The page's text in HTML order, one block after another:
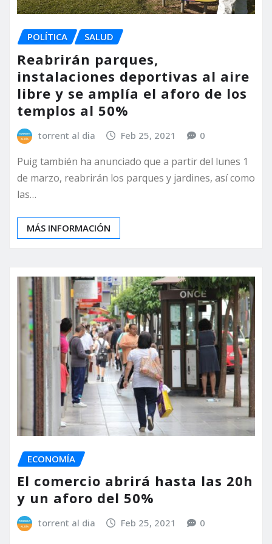
POLÍTICA SALUD
Reabrirán parques,
instalaciones deportivas al aire
libre y se amplía el aforo de los
templos al 50%
torrent al dia Feb 25, 2021 0
Puig también ha anunciado que a partir del lunes 1
de marzo, reabrirán los parques y jardines, así como
las…
MÁS INFORMACIÓN
ECONOMÍA
El comercio abrirá hasta las 20h
y un aforo del 50%
torrent al dia Feb 25, 2021 0